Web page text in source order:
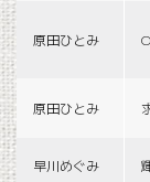
原田ひとみ
原田ひとみ
早川めぐみ